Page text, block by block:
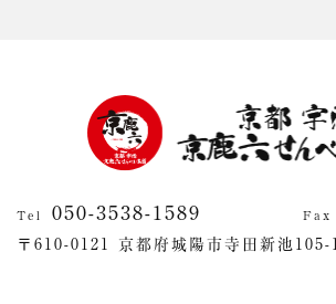
Tel 050-3538-1589 Fax
〒610-0121 京都府城陽市寺田新池105-1